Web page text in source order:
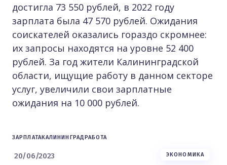
достигла 73 550 рублей, в 2022 году
зарплата была 47 570 рублей. Ожидания
соискателей оказались гораздо скромнее:
их запросы находятся на уровне 52 400
рублей. За год жители Калининградской
области, ищущие работу в данном секторе
услуг, увеличили свои зарплатные
ожидания на 10 000 рублей.
ЗАРПЛАТАКАЛИНИНГРАДРАБОТА
20/06/2023 ЭКОНОМИКА